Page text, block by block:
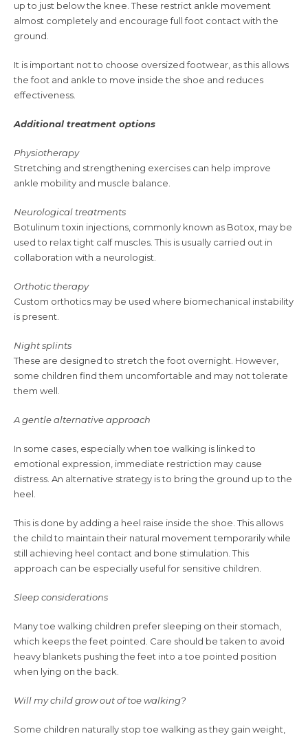
up to just below the knee. These restrict ankle movement
almost completely and encourage full foot contact with the
ground.
It is important not to choose oversized footwear, as this allows
the foot and ankle to move inside the shoe and reduces
effectiveness.
Additional treatment options
Physiotherapy
Stretching and strengthening exercises can help improve
ankle mobility and muscle balance.
Neurological treatments
Botulinum toxin injections, commonly known as Botox, may be
used to relax tight calf muscles. This is usually carried out in
collaboration with a neurologist.
Orthotic therapy
Custom orthotics may be used where biomechanical instability
is present.
Night splints
These are designed to stretch the foot overnight. However,
some children find them uncomfortable and may not tolerate
them well.
A gentle alternative approach
In some cases, especially when toe walking is linked to
emotional expression, immediate restriction may cause
distress. An alternative strategy is to bring the ground up to the
heel.
This is done by adding a heel raise inside the shoe. This allows
the child to maintain their natural movement temporarily while
still achieving heel contact and bone stimulation. This
approach can be especially useful for sensitive children.
Sleep considerations
Many toe walking children prefer sleeping on their stomach,
which keeps the feet pointed. Care should be taken to avoid
heavy blankets pushing the feet into a toe pointed position
when lying on the back.
Will my child grow out of toe walking?
Some children naturally stop toe walking as they gain weight,